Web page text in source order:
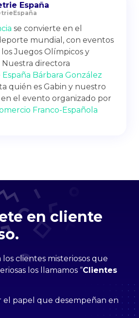
España
se convierte en el
mundial, con eventos
Juegos Olímpicos y
Nuestra directora
Bárbara González
quién es Gabin y nuestro
el evento organizado por
Franco-Española
en cliente
clientes misteriosos que
los llamamos “Clientes
el papel que desempeñan en